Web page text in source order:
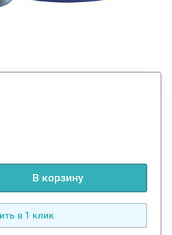
В корзину
в 1 клик